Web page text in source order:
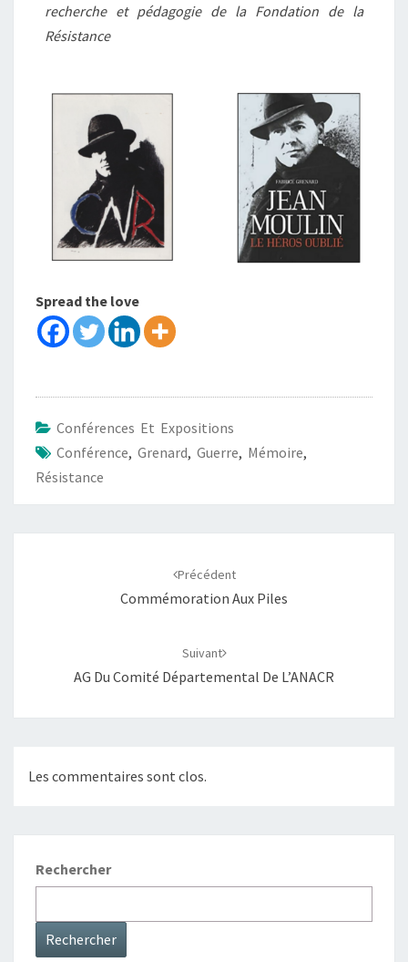
recherche et pédagogie de la Fondation de la
Résistance
Spread the love
Conférences Et Expositions
Conférence, Grenard, Guerre, Mémoire,
Résistance
Précédent
Commémoration Aux Piles
Suivant
AG Du Comité Départemental De L’ANACR
Les commentaires sont clos.
Rechercher
Rechercher